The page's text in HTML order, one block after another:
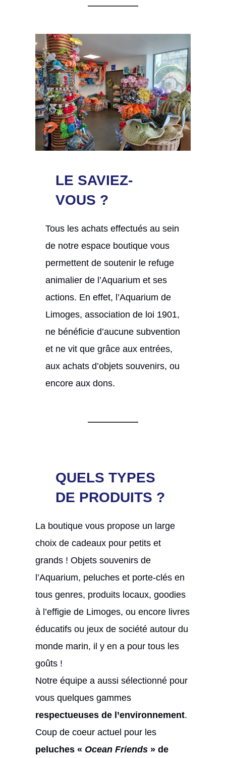
LE SAVIEZ-
VOUS ?
Tous les achats effectués au sein
de notre espace boutique vous
permettent de soutenir le refuge
animalier de l’Aquarium et ses
actions. En effet, l’Aquarium de
Limoges, association de loi 1901,
ne bénéficie d’aucune subvention
et ne vit que grâce aux entrées,
aux achats d’objets souvenirs, ou
encore aux dons.
QUELS TYPES
DE PRODUITS ?
La boutique vous propose un large
choix de cadeaux pour petits et
grands ! Objets souvenirs de
l’Aquarium, peluches et porte-clés en
tous genres, produits locaux, goodies
à l’effigie de Limoges, ou encore livres
éducatifs ou jeux de société autour du
monde marin, il y en a pour tous les
goûts !
Notre équipe a aussi sélectionné pour
vous quelques gammes
respectueuses de l’environnement.
Coup de coeur actuel pour les
peluches « Ocean Friends » de